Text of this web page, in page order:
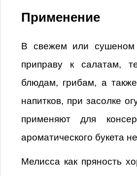
Применение
В свежем или сушеном
приправу к салатам,
блюдам, грибам, а
напитков, при засолке
применяют для
ароматического букета
Мелисса как пряность